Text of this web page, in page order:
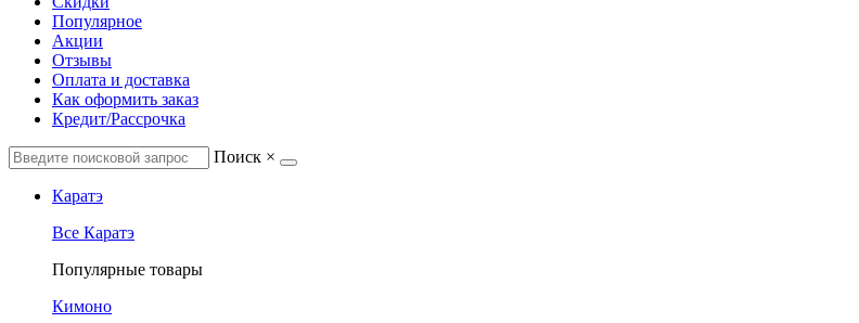
Популярное
Акции
Отзывы
Оплата и доставка
Как оформить заказ
Кредит/Рассрочка
Поиск ×
Каратэ
Все Каратэ
Популярные товары
Кимоно